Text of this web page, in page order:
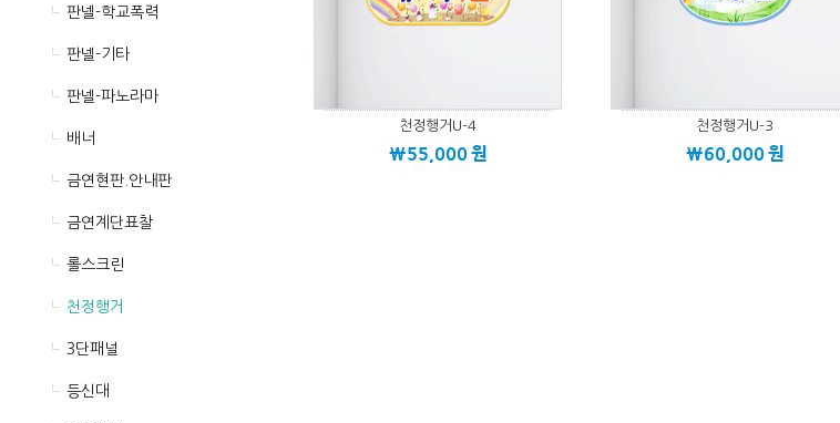
판넬-학교폭력
판넬-기타
판넬-파노라마
배너
금연현판.안내판
금연계단표찰
롤스크린
천정행거
3단패널
등신대
천정행거U-4
\55,000원
천정행거U-3
\60,000원